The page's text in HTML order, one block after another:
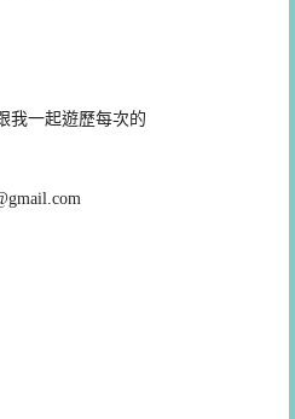
我一起遊歷每次的